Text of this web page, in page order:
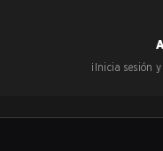
¡Inicia sesión